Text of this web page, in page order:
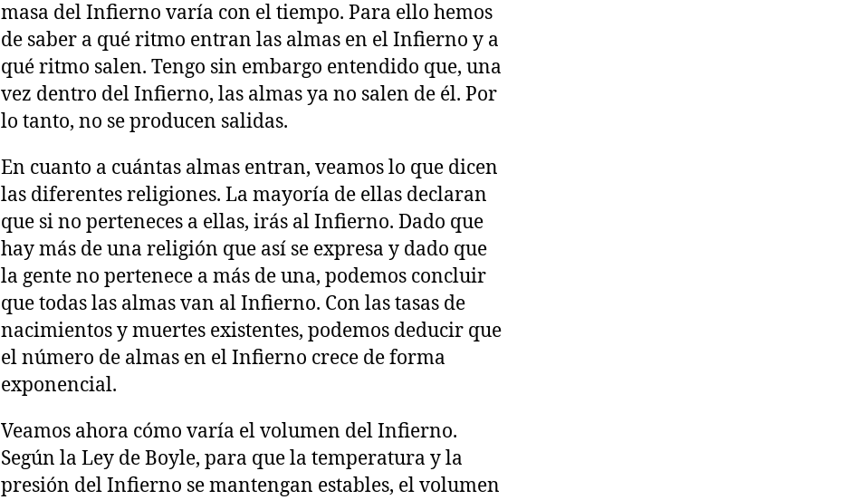
masa del Infierno varía con el tiempo. Para ello hemos
de saber a qué ritmo entran las almas en el Infierno y a
qué ritmo salen. Tengo sin embargo entendido que, una
vez dentro del Infierno, las almas ya no salen de él. Por
lo tanto, no se producen salidas.
En cuanto a cuántas almas entran, veamos lo que dicen
las diferentes religiones. La mayoría de ellas declaran
que si no perteneces a ellas, irás al Infierno. Dado que
hay más de una religión que así se expresa y dado que
la gente no pertenece a más de una, podemos concluir
que todas las almas van al Infierno. Con las tasas de
nacimientos y muertes existentes, podemos deducir que
el número de almas en el Infierno crece de forma
exponencial.
Veamos ahora cómo varía el volumen del Infierno.
Según la Ley de Boyle, para que la temperatura y la
presión del Infierno se mantengan estables, el volumen